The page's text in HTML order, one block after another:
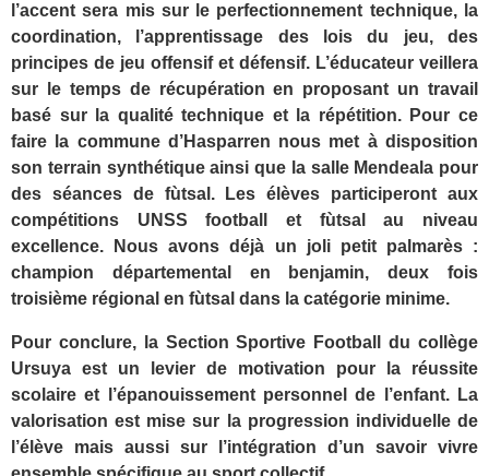
l’accent sera mis sur le perfectionnement technique, la
coordination, l’apprentissage des lois du jeu, des
principes de jeu offensif et défensif. L’éducateur veillera
sur le temps de récupération en proposant un travail
basé sur la qualité technique et la répétition. Pour ce
faire la commune d’Hasparren nous met à disposition
son terrain synthétique ainsi que la salle Mendeala pour
des séances de fùtsal. Les élèves participeront aux
compétitions UNSS football et fùtsal au niveau
excellence. Nous avons déjà un joli petit palmarès :
champion départemental en benjamin, deux fois
troisième régional en fùtsal dans la catégorie minime.
Pour conclure, la Section Sportive Football du collège
Ursuya est un levier de motivation pour la réussite
scolaire et l’épanouissement personnel
de l’enfant. La
valorisation est mise sur la progression individuelle de
l’élève mais aussi sur l’intégration d’un savoir vivre